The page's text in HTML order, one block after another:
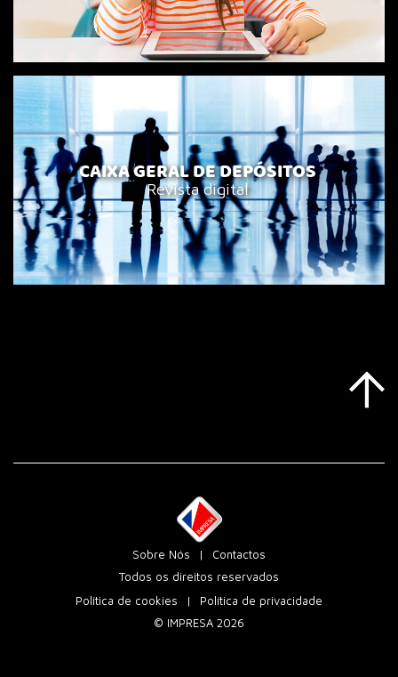
CAIXA GERAL DE DEPÓSITOS
Revista digital
Sobre Nós
Contactos
Todos os direitos reservados
Política de cookies
Política de privacidade
© IMPRESA 2026